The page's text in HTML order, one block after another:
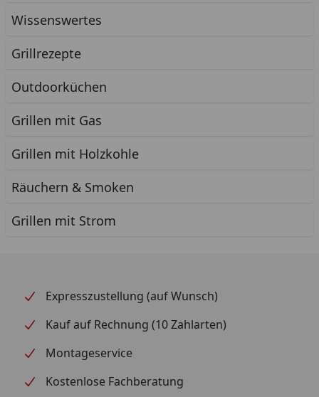
Wissenswertes
Grillrezepte
Outdoorküchen
Grillen mit Gas
Grillen mit Holzkohle
Räuchern & Smoken
Grillen mit Strom
Expresszustellung (auf Wunsch)
Kauf auf Rechnung (10 Zahlarten)
Montageservice
Kostenlose Fachberatung